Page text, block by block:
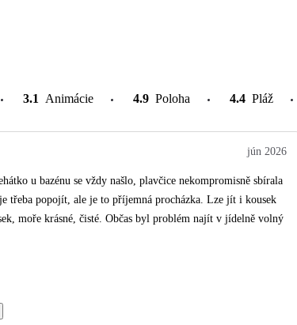
3.1 Animácie 4.9 Poloha 4.4 Pláž
jún 2026
u bazénu se vždy našlo, plavčice nekompromisně sbírala
třeba popojít, ale je to příjemná procházka. Lze jít i kousek
moře krásné, čisté. Občas byl problém najít v jídelně volný